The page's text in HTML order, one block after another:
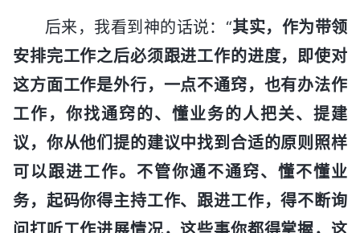
后来，我看到神的话说：“其实，作为带领
安排完工作之后必须跟进工作的进度，即使对
这方面工作是外行，一点不通窍，也有办法作
工作，你找通窍的、懂业务的人把关、提建
议，你从他们提的建议中找到合适的原则照样
可以跟进工作。不管你通不通窍、懂不懂业
务，起码你得主持工作、跟进工作，得不断询